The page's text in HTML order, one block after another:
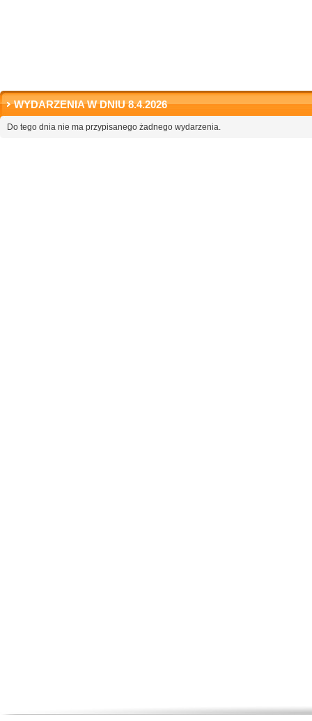
WYDARZENIA W DNIU 8.4.2026
Do tego dnia nie ma przypisanego żadnego wydarzenia.